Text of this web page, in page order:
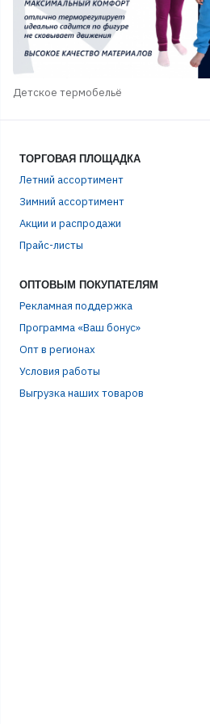
Детское термобельё
ТОРГОВАЯ ПЛОЩАДКА
Летний ассортимент
Зимний ассортимент
Акции и распродажи
Прайс-листы
ОПТОВЫМ ПОКУПАТЕЛЯМ
Рекламная поддержка
Программа «Ваш бонус»
Опт в регионах
Условия работы
Выгрузка наших товаров